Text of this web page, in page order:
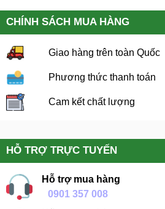
CHÍNH SÁCH MUA HÀNG
Giao hàng trên toàn Quốc
Phương thức thanh toán
Cam kết chất lượng
HỖ TRỢ TRỰC TUYẾN
Hỗ trợ mua hàng
0901 357 008